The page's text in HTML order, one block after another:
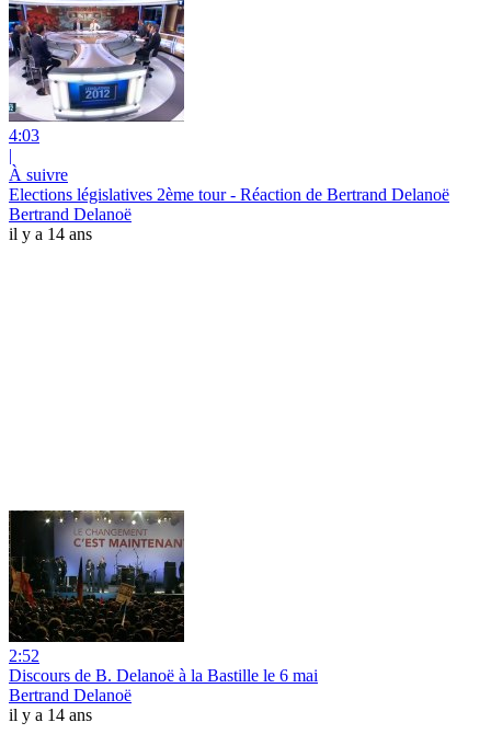
4:03
|
À suivre
Elections législatives 2ème tour - Réaction de Bertrand Delanoë
Bertrand Delanoë
il y a 14 ans
2:52
Discours de B. Delanoë à la Bastille le 6 mai
Bertrand Delanoë
il y a 14 ans